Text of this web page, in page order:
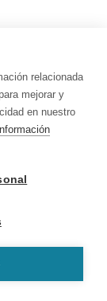
relacionada
mejorar y
en nuestro